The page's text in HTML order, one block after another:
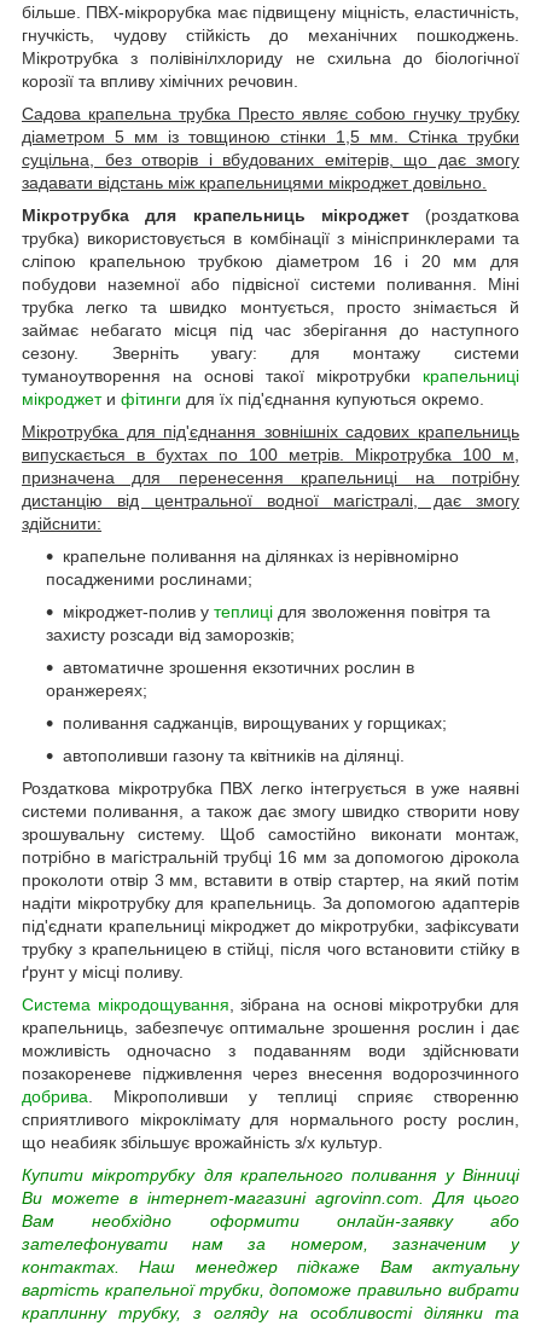
більше. ПВХ-мікрорубка має підвищену міцність, еластичність,
гнучкість, чудову стійкість до механічних пошкоджень.
Мікротрубка з полівінілхлориду не схильна до біологічної
корозії та впливу хімічних речовин.
Садова крапельна трубка Престо являє собою гнучку трубку
діаметром 5 мм із товщиною стінки 1,5 мм. Стінка трубки
суцільна, без отворів і вбудованих емітерів, що дає змогу
задавати відстань між крапельницями мікроджет довільно.
Мікротрубка для крапельниць мікроджет(роздаткова
трубка) використовується в комбінації з мініспринклерами та
сліпою крапельною трубкою діаметром 16 і 20 мм для
побудови наземної або підвісної системи поливання. Міні
трубка легко та швидко монтується, просто знімається й
займає небагато місця під час зберігання до наступного
сезону. Зверніть увагу: для монтажу системи
туманоутворення на основі такої мікротрубки крапельниці
мікроджети фітинги для їх під'єднання купуються окремо.
Мікротрубка для під'єднання зовнішніх садових крапельниць
випускається в бухтах по 100 метрів. Мікротрубка 100 м,
призначена для перенесення крапельниці на потрібну
дистанцію від центральної водної магістралі, дає змогу
здійснити:
крапельне поливання на ділянках із нерівномірно
посадженими рослинами;
мікроджет-полив у теплиці для зволоження повітря та
захисту розсади від заморозків;
автоматичне зрошення екзотичних рослин в
оранжереях;
поливання саджанців, вирощуваних у горщиках;
автополивши газону та квітників на ділянці.
Роздаткова мікротрубка ПВХ легко інтегрується в уже наявні
системи поливання, а також дає змогу швидко створити нову
зрошувальну систему. Щоб самостійно виконати монтаж,
потрібно в магістральній трубці 16 мм за допомогою дірокола
проколоти отвір 3 мм, вставити в отвір стартер, на який потім
надіти мікротрубку для крапельниць. За допомогою адаптерів
під'єднати крапельниці мікроджет до мікротрубки, зафіксувати
трубку з крапельницею в стійці, після чого встановити стійку в
ґрунт у місці поливу.
Система мікродощування , зібрана на основі мікротрубки для
крапельниць, забезпечує оптимальне зрошення рослин і дає
можливість одночасно з подаванням води здійснювати
позакореневе підживлення через внесення водорозчинного
добрива . Мікрополивши у теплиці сприяє створенню
сприятливого мікроклімату для нормального росту рослин,
що неабияк збільшує врожайність з/х культур.
Купити мікротрубку для крапельного поливання у Вінниці
Ви можете в інтернет-магазині agrovinn.com. Для цього
Вам необхідно оформити онлайн-заявку або
зателефонувати нам за номером, зазначеним у
контактах. Наш менеджер підкаже Вам актуальну
вартість крапельної трубки, допоможе правильно вибрати
краплинну трубку, з огляду на особливості ділянки та